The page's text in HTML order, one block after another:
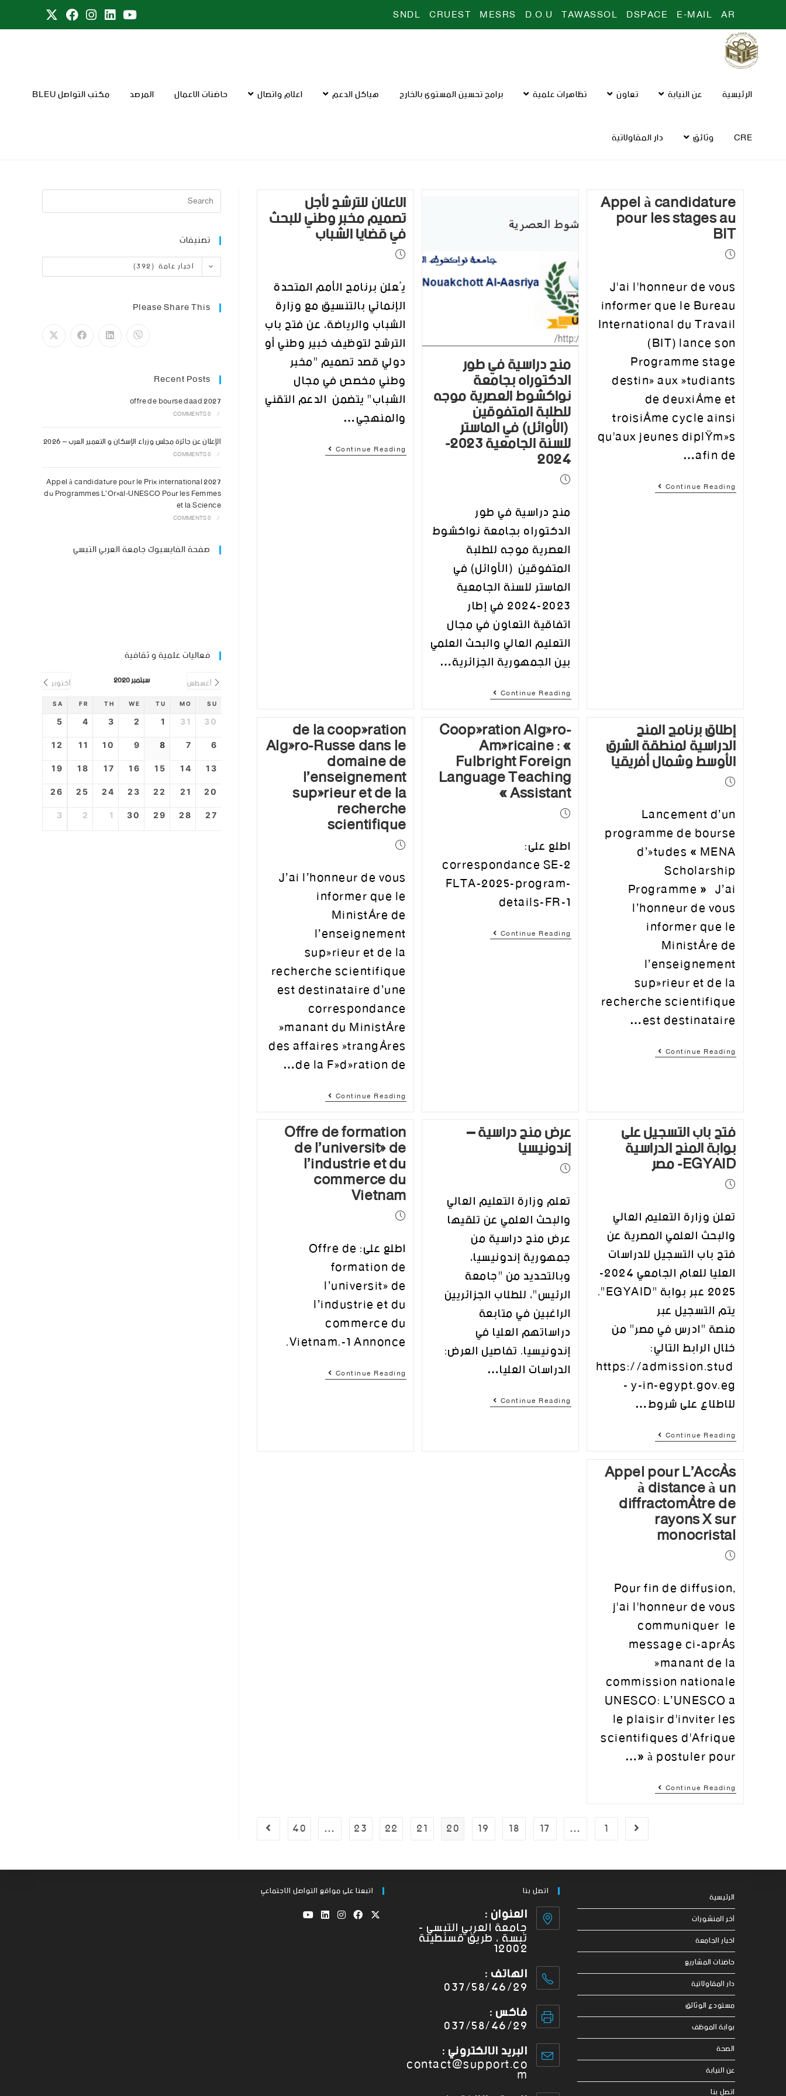
AR
E-MAIL
DSPACE
TAWASSOL
D.O.U
MESRS
CRUEST
SNDL
الرئيسية عن النيابة تعاون تظاهرات علمية برامج تحسين المستوى بالخارج هياكل الدعم اعلام واتصال حاضنات الاعمال المرصد مكتب التواصل BLEU
CRE وثائق دار المقاولاتية
Appel à candidature
pour les stages au
BIT
J'ai l'honneur de vous
informer que le Bureau
International du Travail
(BIT) lance son
Programme stage
destiné aux étudiants
de deuxième et
troisième cycle ainsi
qu'aux jeunes diplômés
afin de…
Continue Reading
منح دراسية في طور
الدكتوراه بجامعة
نواكشوط العصرية موجه
للطلبة المتفوقين
(الأوائل) في الماستر للسنة الجامعية 2023- 2024
منح دراسية في طور
الدكتوراه بجامعة نواكشوط
العصرية موجه للطلبة
المتفوقين (الأوائل) في
الماستر للسنة الجامعية
2023-2024 في إطار
اتفاقية التعاون في مجال
التعليم العالي والبحث العلمي
بين الجمهورية الجزائرية…
Continue Reading
الإعلان للترشح لأجل
تصميم مخبر وطني للبحث
في قضايا الشباب
يُعلن برنامج الأمم المتحدة
الإنمائي بالتنسيق مع وزارة
الشباب والرياضة، عن فتح باب
الترشح لتوظيف خبير وطني أو
دولي قصد تصميم "مخبر
وطني مخصص في مجال
الشباب" يتضمن الدعم التقني
والمنهجي…
Continue Reading
إطلاق برنامج المنح
الدراسية لمنطقة الشرق
الأوسط وشمال أفريقيا
Lancement d’un
programme de bourse
d’études « MENA
Scholarship
Programme » J’ai
l’honneur de vous
informer que le
Ministère de
l’enseignement
supérieur et de la
recherche scientifique
est destinataire…
Continue Reading
Coopération Algéro-
Américaine : «
Fulbright Foreign
Language Teaching
Assistant »
اطلع على:
correspondance SE-2
FLTA-2025-program-
details-FR-1
Continue Reading
de la coopération
Algéro-Russe dans le
domaine de
l’enseignement
supérieur et de la
recherche
scientifique
J’ai l’honneur de vous
informer que le
Ministère de
l’enseignement
supérieur et de la
recherche scientifique
est destinataire d’une
correspondance
émanant du Ministère
des affaires étrangères
de la Fédération de…
Continue Reading
فتح باب التسجيل على
بوابة المنح الدراسية
EGYAID- مصر
تعلن وزارة التعليم العالي
والبحث العلمي المصرية عن
فتح باب التسجيل للدراسات
العليا للعام الجامعي 2024-
2025 عبر بوابة "EGYAID".
يتم التسجيل عبر
منصة "ادرس في مصر" من
خلال الرابط التالي:
https://admission.stud
y-in-egypt.gov.eg -
للاطلاع على شروط…
Continue Reading
عرض منح دراسية –
إندونيسيا
تعلم وزارة التعليم العالي
والبحث العلمي عن تلقيها
عرض منح دراسية من
جمهورية إندونيسيا،
وبالتحديد من "جامعة
الرئيس"، للطلاب الجزائريين
الراغبين في متابعة
دراساتهم العليا في
إندونيسيا. تفاصيل العرض:
الدراسات العليا…
Continue Reading
Offre de formation
de l’université de
l’industrie et du
commerce du
Vietnam
اطلع على: Offre de
formation de
l’université de
l’industrie et du
commerce du
Vietnam.-1 Annonce.
Continue Reading
Appel pour L’Accès
à distance à un
diffractomètre de
rayons X sur
monocristal
Pour fin de diffusion,
j'ai l'honneur de vous
communiquer le
message ci-après
émanant de la
commission nationale
UNESCO: L’UNESCO a
le plaisir d'inviter les
scientifiques d'Afrique
à postuler pour «…
Continue Reading
1
…
17
18
19
20
21
22
23
…
40
تصنيفات
اخبار عامة (392)
Please Share This
Recent Posts
offre de bourse daad 2027
/
0 COMMENTS
الإعلان عن جائزة مجلس وزراء الإسكان و التعمير العرب – 2026
/
0 COMMENTS
Appel à candidature pour le Prix international 2027
du Programmes L’Oréal-UNESCO Pour les Femmes
et la Science
/
0 COMMENTS
صفحة الفايسبوك جامعة العربي التبسي
فعاليات علمية و ثقافية
أغسطس سبتمبر 2020 أكتوبر
SU
MO
TU
WE
TH
FR
SA
30
31
1
2
3
4
5
6
7
8
9
10
11
12
13
14
15
16
17
18
19
20
21
22
23
24
25
26
27
28
29
30
1
2
3
الرئيسية
آخر المنشورات
اخبار الجامعة
حاضنات المشاريع
دار المقاولاتية
مستودع الوثائق
بوابة الموظف
الصحة
عن النيابة
اتصل بنا
اتصل بنا
العنوان :
جامعة العربي التبسي -
تبسة ، طريق قسنطينة
12002
الهاتف :
037/58/46/29
فاكس :
037/58/46/29
البريد الإلكتروني :
contact@support.co
m
اتبعنا على مواقع التواصل الاجتماعي